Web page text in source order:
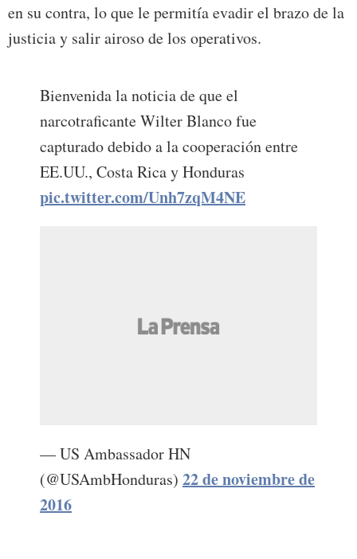
en su contra, lo que le permitía evadir el brazo de la
justicia y salir airoso de los operativos.
Bienvenida la noticia de que el
narcotraficante Wilter Blanco fue
capturado debido a la cooperación entre
EE.UU., Costa Rica y Honduras
pic.twitter.com/Unh7zqM4NE
— US Ambassador HN
(@USAmbHonduras) 22 de noviembre de
2016